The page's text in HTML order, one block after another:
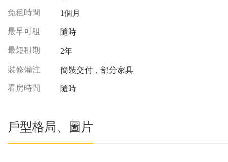
免租時間 1個月
最早可租 隨時
最短租期 2年
裝修備注 簡裝交付，部分家具
看房時間 隨時
戶型格局、圖片